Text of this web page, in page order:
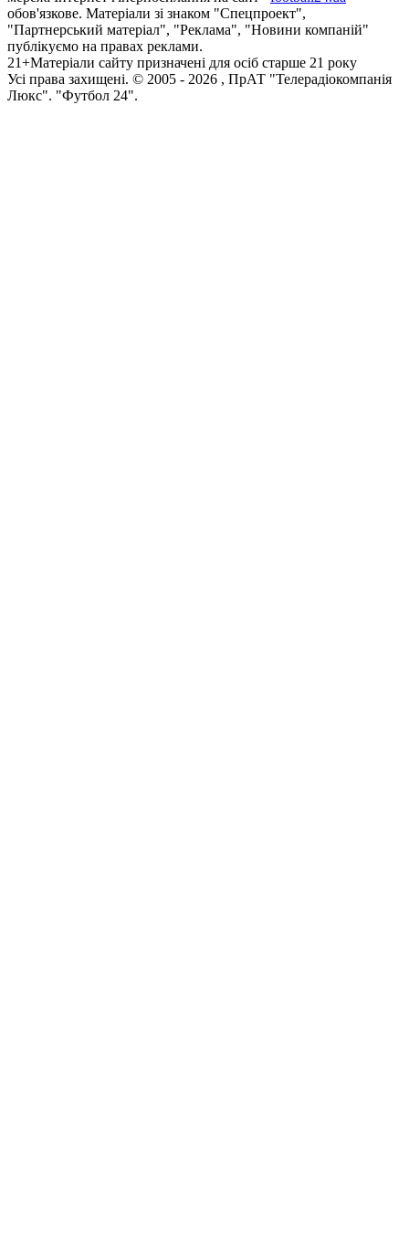
обов'язкове. Матеріали зі знаком "Спецпроект",
"Партнерський матеріал", "Реклама", "Новини компаній"
публікуємо на правах реклами.
21+Матеріали сайту призначені для осіб старше 21 року
Усi права захищенi. © 2005 - 2026 , ПрАТ "Телерадіокомпанія
Люкс". "Футбол 24".